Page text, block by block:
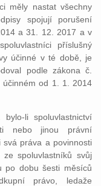
měly nastat všechny
spojují porušení
a 31. 12. 2017 a v
příslušný
účinné v té době, je
podle zákona č.
účinném od 1. 1. 2014
li spoluvlastnictví
nebo jinou právní
svá práva a povinnosti
spoluvlastníků svůj
po dobu šesti měsíců
právo, ledaže